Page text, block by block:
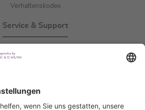
Verhaltenskodex
Service & Support
IFU anfordern